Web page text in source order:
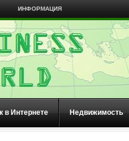
ИНФОРМАЦИЯ
в Интернете Недвижимость